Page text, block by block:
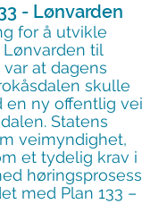
- Lønvarden
for å utvikle
til
at dagens
skulle
en ny offentlig vei
Statens
veimyndighet,
et tydelig krav i
høringsprosess
med Plan 133 –